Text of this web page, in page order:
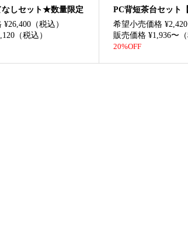
なしセット★数量限定
（税込）
（税込）
PC背短茶台セット
希望小売価格 ¥2,420
販売価格 ¥1,936〜（
20%OFF